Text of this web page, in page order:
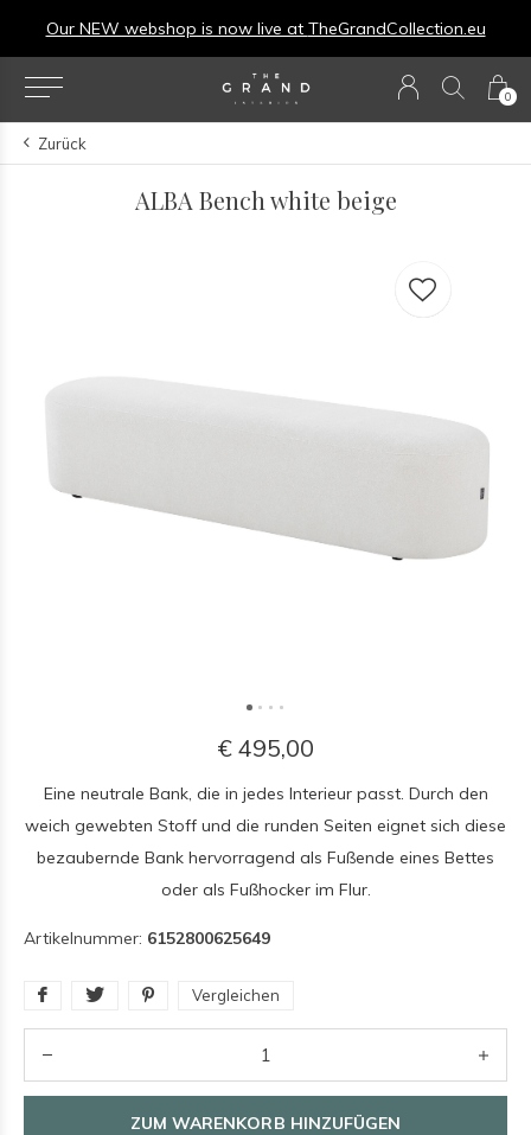
0
Our NEW webshop is now live at TheGrandCollection.eu
Zurück
ALBA Bench white beige
€ 495,00
Eine neutrale Bank, die in jedes Interieur passt. Durch den
weich gewebten Stoff und die runden Seiten eignet sich diese
bezaubernde Bank hervorragend als Fußende eines Bettes
oder als Fußhocker im Flur.
Artikelnummer: 6152800625649
Vergleichen
ZUM WARENKORB HINZUFÜGEN